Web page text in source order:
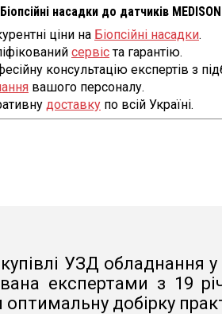
насадки до датчиків
ціни на Біопсійні насадки.
сервіста гарантію.
консультацію експертів з
вашого персоналу.
доставку по всій Україні.
УЗД обладнання
експертами з 19
добірку